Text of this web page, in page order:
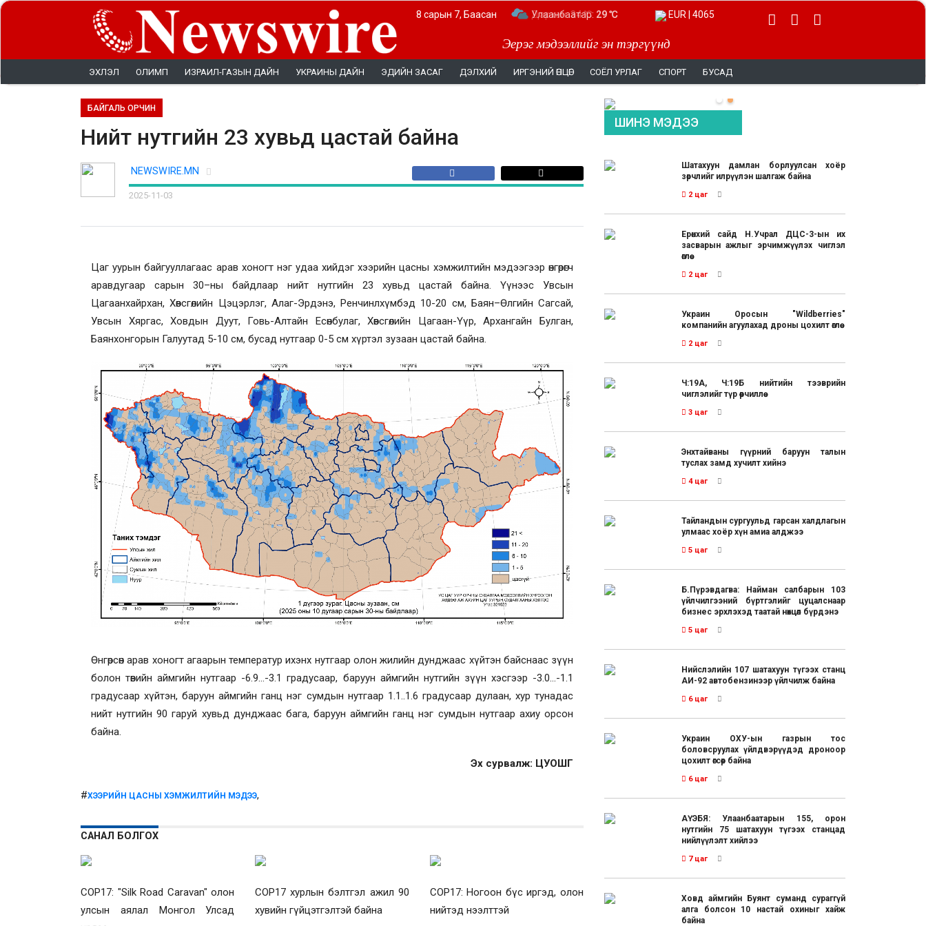
Эерэг мэдээллийг эн тэргүүнд
8 сарын 7, Баасан Дархан:34 ℃
Улаанбаатар: 29 ℃ EUR | 4065
ЭХЛЭЛ ОЛИМП ИЗРАИЛ-ГАЗЫН ДАЙН УКРАИНЫ ДАЙН ЭДИЙН ЗАСАГ ДЭЛХИЙ ИРГЭНИЙ ӨНЦӨГ СОЁЛ УРЛАГ СПОРТ БУСАД
БАЙГАЛЬ ОРЧИН
Нийт нутгийн 23 хувьд цастай байна
NEWSWIRE.MN
2025-11-03
Цаг уурын байгууллагаас арав хоногт нэг удаа хийдэг хээрийн цасны хэмжилтийн мэдээгээр өнгөрөгч
аравдугаар сарын 30–ны байдлаар нийт нутгийн 23 хувьд цастай байна. Үүнээс Увсын
Цагаанхайрхан, Хөвсгөлийн Цэцэрлэг, Алаг-Эрдэнэ, Ренчинлхүмбэд 10-20 см, Баян–Өлгийн Сагсай,
Увсын Хяргас, Ховдын Дуут, Говь-Алтайн Есөнбулаг, Хөвсгөлийн Цагаан-Үүр, Архангайн Булган,
Баянхонгорын Галуутад 5-10 см, бусад нутгаар 0-5 см хүртэл зузаан цастай байна.
Өнгөрсөн арав хоногт агаарын температур ихэнх нутгаар олон жилийн дунджаас хүйтэн байснаас зүүн
болон төвийн аймгийн нутгаар -6.9...-3.1 градусаар, баруун аймгийн нутгийн зүүн хэсгээр -3.0...-1.1
градусаар хүйтэн, баруун аймгийн ганц нэг сумдын нутгаар 1.1..1.6 градусаар дулаан, хур тунадас
нийт нутгийн 90 гаруй хувьд дунджаас бага, баруун аймгийн ганц нэг сумдын нутгаар ахиу орсон
байна.
Эх сурвалж: ЦУОШГ
#ХЭЭРИЙН ЦАСНЫ ХЭМЖИЛТИЙН МЭДЭЭ,
САНАЛ БОЛГОХ
COP17: "Silk Road Caravan" олон
улсын аялал Монгол Улсад
COP17 хурлын бэлтгэл ажил 90
хувийн гүйцэтгэлтэй байна
COP17: Ногоон бүс иргэд, олон
нийтэд нээлттэй
ШИНЭ МЭДЭЭ
Шатахуун дамлан борлуулсан хоёр
зөрчлийг илрүүлэн шалгаж байна
2 цаг
Ерөнхий сайд Н.Учрал ДЦС-3-ын их
засварын ажлыг эрчимжүүлэх чиглэл
өглөө
2 цаг
Украин Оросын "Wildberries"
компанийн агуулахад дроны цохилт өглөө
2 цаг
Ч:19А, Ч:19Б нийтийн тээврийн
чиглэлийг түр өөрчиллөө
3 цаг
Энхтайваны гүүрний баруун талын
туслах замд хучилт хийнэ
4 цаг
Тайландын сургуульд гарсан халдлагын
улмаас хоёр хүн амиа алджээ
5 цаг
Б.Пүрэвдагва: Найман салбарын 103
үйлчилгээний бүртгэлийг цуцалснаар
бизнес эрхлэхэд таатай нөхцөл бүрдэнэ
5 цаг
Нийслэлийн 107 шатахуун түгээх станц
АИ-92 автобензинээр үйлчилж байна
6 цаг
Украин ОХУ-ын газрын тос
боловсруулах үйлдвэрүүдэд дроноор
цохилт өгсөөр байна
6 цаг
АҮЭБЯ: Улаанбаатарын 155, орон
нутгийн 75 шатахуун түгээх станцад
нийлүүлэлт хийлээ
7 цаг
Ховд аймгийн Буянт суманд сураггүй
алга болсон 10 настай охиныг хайж
байна